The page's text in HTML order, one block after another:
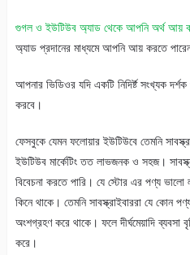
গুগল ও ইউটিউব অ্যাড থেকে আপনি অর্থ আয়
অ্যাড প্রদানের মাধ্যমে আপনি আয় করতে
আপনার ভিডিওর যদি একটি নিদির্ষ্ট সংখ্যক
করবে।
ফেসবুকে যেমন ফলোয়ার ইউটিউবে তেমনি
ইউটিউব মার্কেটিং তত লাভজনক ও সহজ।
বিবেচনা করতে পারি। যে স্টোর এর পণ্য
কিনে থাকে। তেমনি সাবস্ক্রাইবাররা যে কোন
অংশগ্রহণ করে থাকে। ফলে দীর্ঘমেয়াদি ব্যবসা
করে।